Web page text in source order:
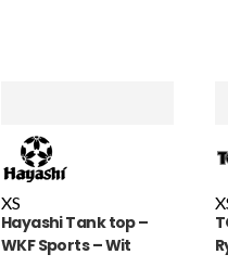
XS
Hayashi Tank top –
WKF Sports – Wit